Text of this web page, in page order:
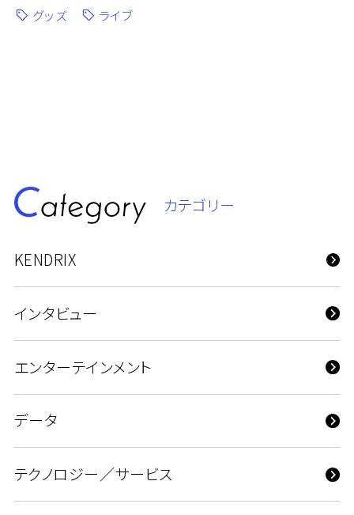
グッズ ライブ
カテゴリー
KENDRIX
インタビュー
エンターテインメント
データ
テクノロジー／サービス